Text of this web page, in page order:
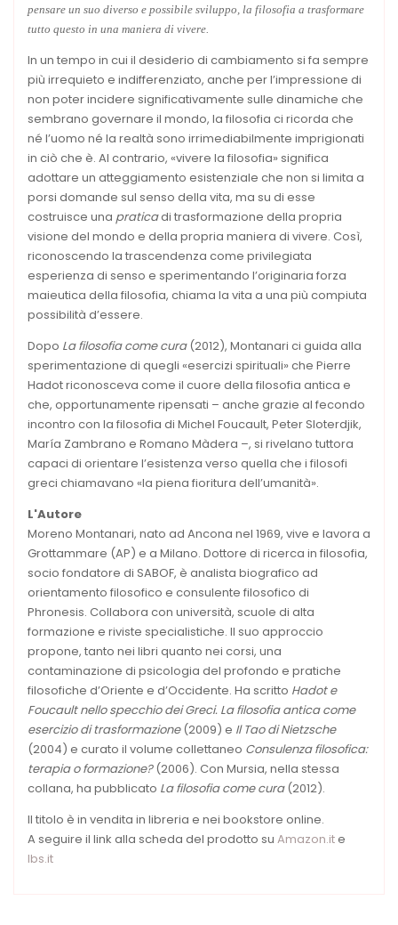
pensare un suo diverso e possibile sviluppo, la filosofia a trasformare
tutto questo in una maniera di vivere.
In un tempo in cui il desiderio di cambiamento si fa sempre
più irrequieto e indifferenziato, anche per l’impressione di
non poter incidere significativamente sulle dinamiche che
sembrano governare il mondo, la filosofia ci ricorda che
né l’uomo né la realtà sono irrimediabilmente imprigionati
in ciò che è. Al contrario, «vivere la filosofia» significa
adottare un atteggiamento esistenziale che non si limita a
porsi domande sul senso della vita, ma su di esse
costruisce una praticadi trasformazione della propria
visione del mondo e della propria maniera di vivere. Così,
riconoscendo la trascendenza come privilegiata
esperienza di senso e sperimentando l’originaria forza
maieutica della filosofia, chiama la vita a una più compiuta
possibilità d’essere.
Dopo La filosofia come cura(2012), Montanari ci guida alla
sperimentazione di quegli «esercizi spirituali» che Pierre
Hadot riconosceva come il cuore della filosofia antica e
che, opportunamente ripensati – anche grazie al fecondo
incontro con la filosofia di Michel Foucault, Peter Sloterdjik,
María Zambrano e Romano Màdera –, si rivelano tuttora
capaci di orientare l’esistenza verso quella che i filosofi
greci chiamavano «la piena fioritura dell’umanità».
L'Autore
Moreno Montanari, nato ad Ancona nel 1969, vive e lavora a
Grottammare (AP) e a Milano. Dottore di ricerca in filosofia,
socio fondatore di SABOF, è analista biografico ad
orientamento filosofico e consulente filosofico di
Phronesis. Collabora con università, scuole di alta
formazione e riviste specialistiche. Il suo approccio
propone, tanto nei libri quanto nei corsi, una
contaminazione di psicologia del profondo e pratiche
filosofiche d’Oriente e d’Occidente. Ha scritto Hadot e
Foucault nello specchio dei Greci. La filosofia antica come
esercizio di trasformazione(2009) e Il Tao di Nietzsche
(2004) e curato il volume collettaneo Consulenza filosofica:
terapia o formazione?(2006). Con Mursia, nella stessa
collana, ha pubblicato La filosofia come cura(2012).
Il titolo è in vendita in libreria e nei bookstore online.
A seguire il link alla scheda del prodotto su Amazon.ite
Ibs.it